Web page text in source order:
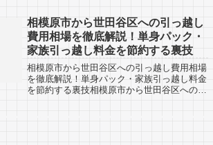
模原市から八王子市までは約20km弱。（...
相模原市から世田谷区への引っ越し
費用相場を徹底解説！単身パック・
家族引っ越し料金を節約する裏技
相模原市から世田谷区への引っ越し費用相場
を徹底解説！単身パック・家族引っ越し料金
を節約する裏技相模原市から世田谷区への引